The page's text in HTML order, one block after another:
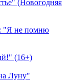
(Новогодняя
"Я не помню
(16+)
Луну"